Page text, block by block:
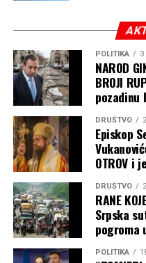
Podsjećamo, Elek je 12.
direktora „Sarajevo-
Upravnog odbora po
Dodika glasali za njegovu
Mediji bliski vlasti tada su
SNSD-a i da će biti
Nadzornog odbora OC
Nijedna od tih smjena još
prije desetak dana
Osnovnim sudom u
njegovoj smjeni sa mjesta
POLITIKA 3
NAROD
BROJI
pozadinu
DRUŠTVO
Episkop
OTROV i
DRUŠTVO
RANE
Srpska
pogroma
POLITIKA